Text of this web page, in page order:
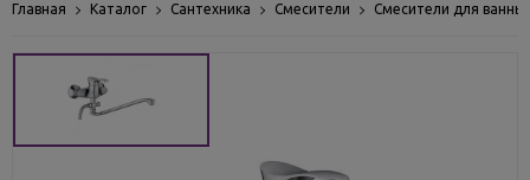
Главная Каталог Сантехника Смесители Смесители для ванны